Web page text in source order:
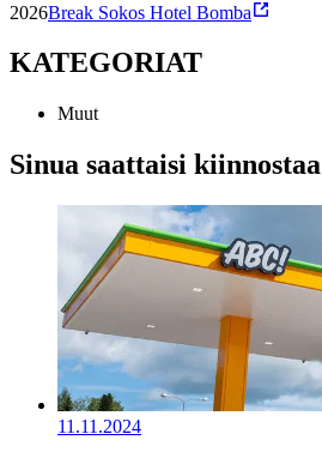
2026Break Sokos Hotel Bomba
KATEGORIAT
Muut
Sinua saattaisi kiinnostaa
11.11.2024